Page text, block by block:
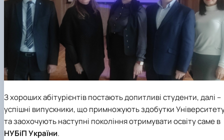
З хороших абітурієнтів постають допитливі студенти, далі –
успішні випускники, що примножують здобутки
та заохочують наступні покоління отримувати освіту саме в
НУБіП України.